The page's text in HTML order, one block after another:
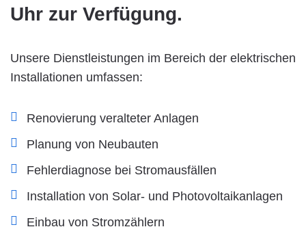
Uhr zur Verfügung.
Unsere Dienstleistungen im Bereich der elektrischen
Installationen umfassen:
Renovierung veralteter Anlagen
Planung von Neubauten
Fehlerdiagnose bei Stromausfällen
Installation von Solar- und Photovoltaikanlagen
Einbau von Stromzählern